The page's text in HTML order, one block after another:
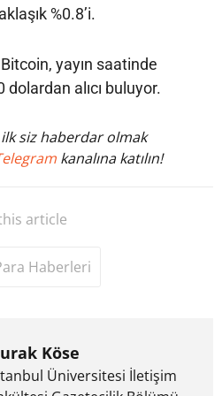
%0.8’i.
yayın saatinde
alıcı buluyor.
siz haberdar olmak
kanalına katılın!
article
Haberleri
Köse
Üniversitesi İletişim